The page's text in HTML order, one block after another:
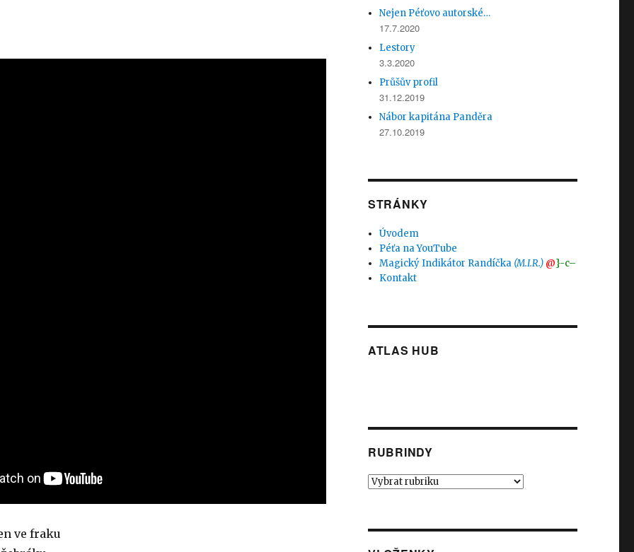
ve fraku
Nejen Péťovo autorské…
17.7.2020
Lestory
3.3.2020
Průšův profil
31.12.2019
Nábor kapitána Panděra
27.10.2019
STRÁNKY
Úvodem
Péťa na YouTube
Magický Indikátor Randíčka (M.I.R.) @}-c–
Kontakt
ATLAS HUB
RUBRINDY
Rubrindy